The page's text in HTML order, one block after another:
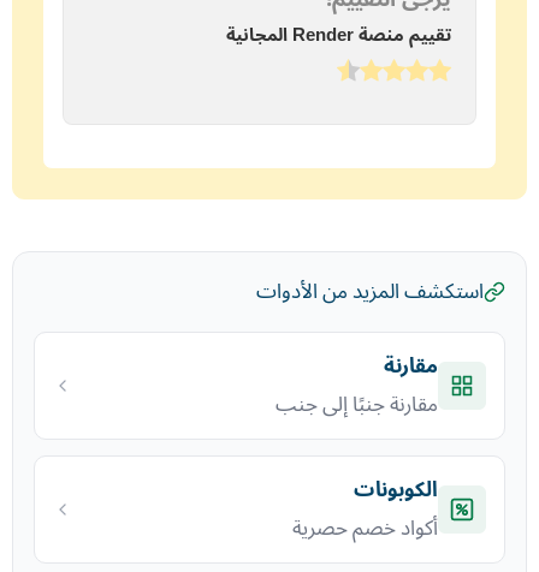
تقييم منصة Render المجانية
استكشف المزيد من الأدوات
مقارنة
مقارنة جنبًا إلى جنب
الكوبونات
أكواد خصم حصرية